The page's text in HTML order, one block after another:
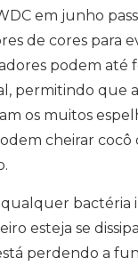
em junho
de cores para
podem até
permitindo que
os muitos
cheirar cocô
bactéria
esteja se
perdendo a